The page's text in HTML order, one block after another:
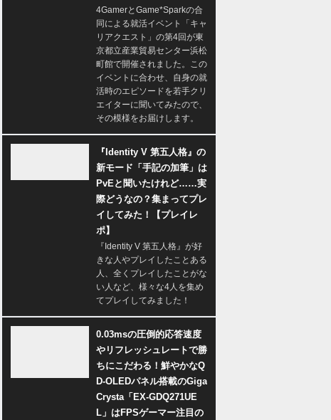
4GamerとGame*Sparkの合
同による就活イベント「キャ
リアクエスト」の第4回が東
京都立産業貿易センター浜松
町館で開催されました。この
イベントに合わせ、自身の就
活時のエピソードを若手クリ
エイターに聞いてみたので、
その模様をお届けします。
『Identity V 第五人格』の
新モード「手記の加筆」は
PvEと聞いたけれど……実
際どうなの？集まってプレ
イしてみた！【プレイレ
ポ】
『Identity V 第五人格』が好
きな人やプレイしたことある
人、全くプレイしたことがな
い人など、様々な4人を集め
てプレイしてみました！
0.03msの圧倒的応答速度
やリフレッシュレートで勝
ちにこだわる！鮮やかなQ
D-OLEDパネル搭載のGiga
Crysta「EX-GDQ271UE
L」はFPSゲーマー注目の